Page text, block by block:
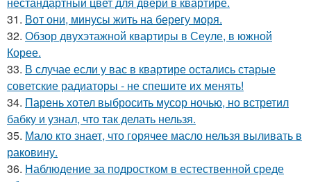
31. Вот они, минусы жить на берегу моря.
32. Обзор двухэтажной квартиры в Сеуле, в южной
Корее.
33. В случае если у вас в квартире остались старые
советские радиаторы - не спешите их менять!
34. Парень хотел выбросить мусор ночью, но встретил
бабку и узнал, что так делать нельзя.
35. Мало кто знает, что горячее масло нельзя выливать в
раковину.
36. Наблюдение за подростком в естественной среде